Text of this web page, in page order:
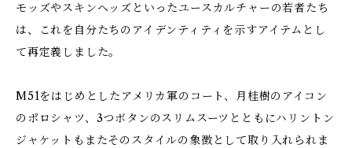
モッズやスキンヘッズといったユースカルチャーの若者たち
は、これを自分たちのアイデンティティを示すアイテムとし
て再定義しました。
M51をはじめとしたアメリカ軍のコート、月桂樹のアイコン
のポロシャツ、3つボタンのスリムスーツとともにハリントン
ジャケットもまたそのスタイルの象徴として取り入れられま